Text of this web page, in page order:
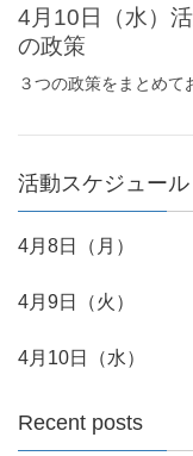
4月10日（水）
の政策
３つの政策をまとめて
活動スケジュール
4月8日（月）
4月9日（火）
4月10日（水）
Recent posts